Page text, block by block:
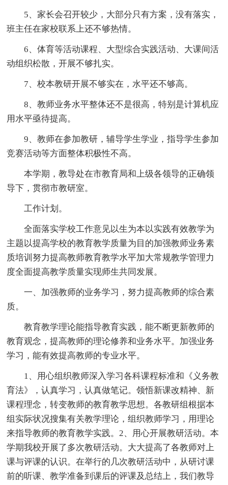
5、家长会召开较少，大部分只有方案，没有落实，
班主任在家校联系上还不够热情。
6、体育等活动课程、大型综合实践活动、大课间活
动组织松散，开展不够扎实。
7、校本教研开展不够实在，水平还不够高。
8、教师业务水平整体还不是很高，特别是计算机应
用水平亟待提高。
9、教师在参加教研，辅导学生学业，指导学生参加
竞赛活动等方面整体积极性不高。
本学期，教导处在市教育局和上级各领导的正确领
导下，贯彻市教研室。
工作计划。
全面落实学校工作意见以生为本以实践有效教学为
主题以提高学校的教育教学质量为目的加强教师业务素
质培训努力提高教师教育教学水平加大常规教学管理力
度全面提高教学质量实现师生共同发展。
一、加强教师的业务学习，努力提高教师的综合素
质。
教育教学理论能指导教育实践，能不断更新教师的
教育观念，提高教师的理论修养和业务水平。加强业务
学习，能有效提高教师的专业水平。
1、用心组织教师深入学习各科课程标准和《义务教
育法》，认真学习，认真做笔记。领悟新课改精神、新
课程理念，转变教师的教育教学思想。各教研组根据本
组实际状况搜集有关教学理论，组织教师学习，用理论
来指导教师的教育教学实践。2、用心开展教研活动。本
学期我校开展了多次教研活动。大大提高了各教师对上
课与评课的认识。在举行的几次教研活动中，从研讨课
前的听课、教学准备到课后的评课及总结上，我们教导